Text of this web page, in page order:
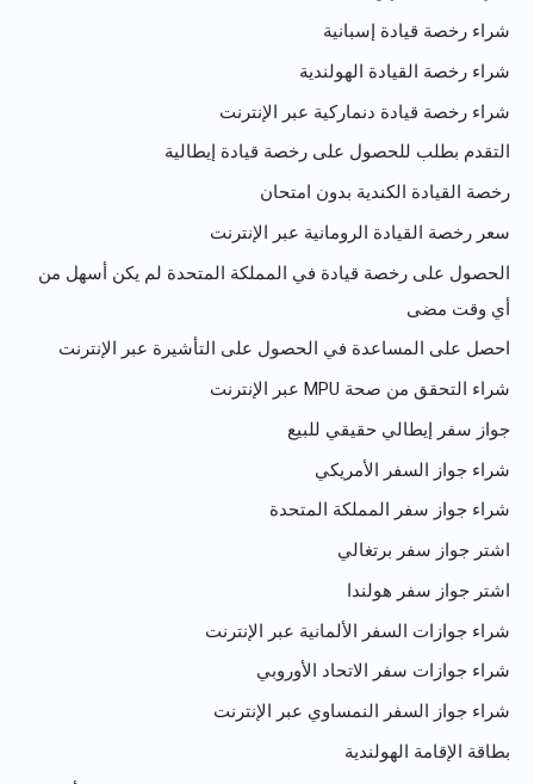
شراء رخصة قيادة إسبانية
شراء رخصة القيادة الهولندية
شراء رخصة قيادة دنماركية عبر الإنترنت
التقدم بطلب للحصول على رخصة قيادة إيطالية
رخصة القيادة الكندية بدون امتحان
سعر رخصة القيادة الرومانية عبر الإنترنت
الحصول على رخصة قيادة في المملكة المتحدة لم يكن أسهل من
أي وقت مضى
احصل على المساعدة في الحصول على التأشيرة عبر الإنترنت
شراء التحقق من صحة MPU عبر الإنترنت
جواز سفر إيطالي حقيقي للبيع
شراء جواز السفر الأمريكي
شراء جواز سفر المملكة المتحدة
اشتر جواز سفر برتغالي
اشتر جواز سفر هولندا
شراء جوازات السفر الألمانية عبر الإنترنت
شراء جوازات سفر الاتحاد الأوروبي
شراء جواز السفر النمساوي عبر الإنترنت
بطاقة الإقامة الهولندية